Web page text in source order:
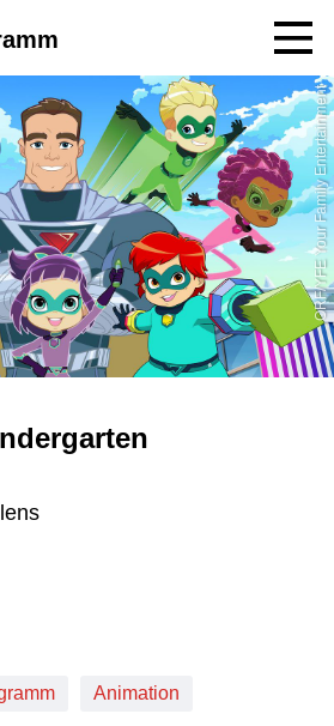
ORF/YFE Your Family Entertainment
Animation